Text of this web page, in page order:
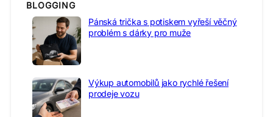
BLOGGING
Pánská trička s potiskem vyřeší věčný
problém s dárky pro muže
Výkup automobilů jako rychlé řešení
prodeje vozu